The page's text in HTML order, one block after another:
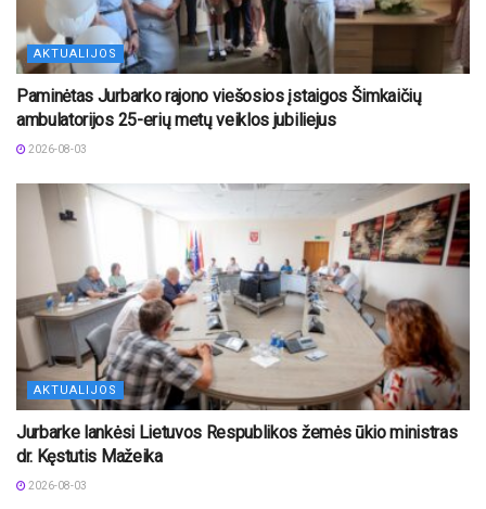
AKTUALIJOS
Paminėtas Jurbarko rajono viešosios įstaigos Šimkaičių
ambulatorijos 25-erių metų veiklos jubiliejus
2026-08-03
AKTUALIJOS
Jurbarke lankėsi Lietuvos Respublikos žemės ūkio ministras
dr. Kęstutis Mažeika
2026-08-03